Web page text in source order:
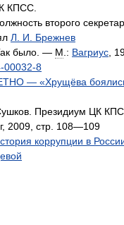
КПСС.
второго
Л. И. Брежнев
было. — М.: Вагриус,
00032-8
— «Хрущёва
Президиум ЦК
2009, стр. 108—109
коррупции в